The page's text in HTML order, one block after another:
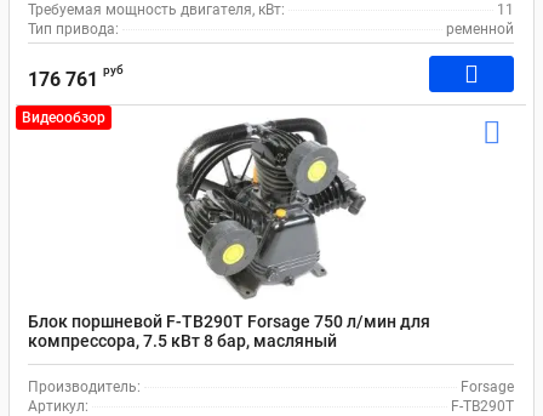
Требуемая мощность двигателя, кВт:
11
Тип привода:
ременной
176 761 руб
Видеообзор
Блок поршневой F-TB290T Forsage 750 л/мин для
компрессора, 7.5 кВт 8 бар, масляный
Производитель:
Forsage
Артикул:
F-TB290T